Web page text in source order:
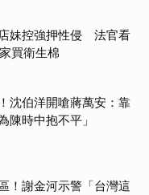
妹控強押性侵 法官看
買衛生棉
沈伯洋開嗆蔣萬安：靠
陳時中抱不平」
！謝金河示警「台灣這